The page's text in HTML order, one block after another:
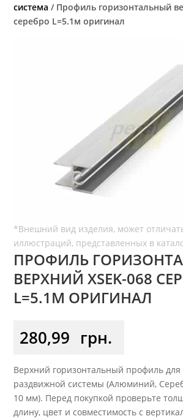
система / Профиль горизонтальный
серебро L=5.1м оригинал
ПРОФИЛЬ
ВЕРХНИЙ ХSEK-068
L=5.1М ОРИГИНАЛ
280,99 грн.
Верхний горизонтальный профиль
раздвижной системы (Алюминий,
10 мм). Перед покупкой проверьте
длину, цвет и совместимость с